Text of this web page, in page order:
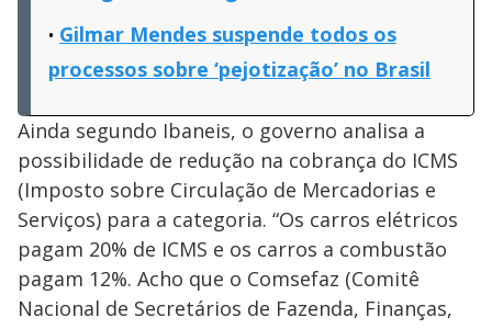
Gilmar Mendes suspende todos os
processos sobre ‘pejotização’ no Brasil
Ainda segundo Ibaneis, o governo analisa a
possibilidade de redução na cobrança do ICMS
(Imposto sobre Circulação de Mercadorias e
Serviços) para a categoria. “Os carros elétricos
pagam 20% de ICMS e os carros a combustão
pagam 12%. Acho que o Comsefaz (Comitê
Nacional de Secretários de Fazenda, Finanças,